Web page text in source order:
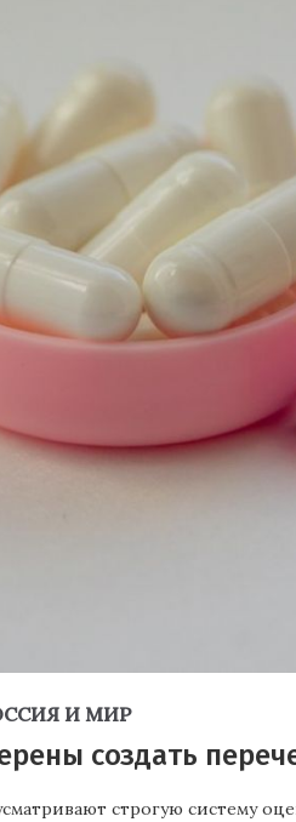
И МИР
создать
строгую систему